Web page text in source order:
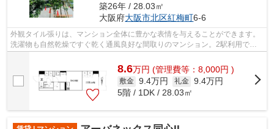
築26年 / 28.03㎡
大阪府大阪市北区紅梅町6-6
外観タイル張りは、マンション全体に豊かな表情を与えることができます。
洗濯物も自然乾燥ですぐ乾く通風良好な間取りのマンション。2駅利用でき
る場所にあり、アクセスが便利です。目...
8.6万円 (管理費等：8,000円 )
敷金 9.4万円 礼金 9.4万円
5階 / 1DK / 28.03㎡